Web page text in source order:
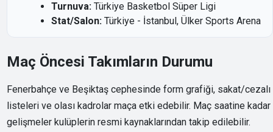
Turnuva: Türkiye Basketbol Süper Ligi
Stat/Salon: Türkiye - İstanbul, Ülker Sports Arena
Maç Öncesi Takımların Durumu
Fenerbahçe ve Beşiktaş cephesinde form grafiği, sakat/cezalı
listeleri ve olası kadrolar maça etki edebilir. Maç saatine kadar
gelişmeler kulüplerin resmi kaynaklarından takip edilebilir.